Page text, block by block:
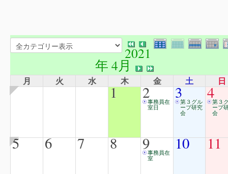
2021
年 4月
月 火 水 木 金 土 日
1 2事務員在
室日
3第３グル
ープ研究
会
4第３
ープ
会
5 6 7 8 9事務員在
室
10 11